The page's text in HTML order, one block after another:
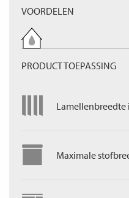
VOORDELEN
PRODUCT TOEPASSING
Lamellenbreedte
Maximale